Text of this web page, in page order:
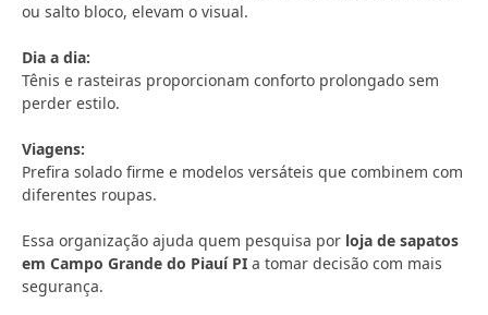
ou salto bloco, elevam o visual.
Dia a dia:
Tênis e rasteiras proporcionam conforto prolongado sem
perder estilo.
Viagens:
Prefira solado firme e modelos versáteis que combinem com
diferentes roupas.
Essa organização ajuda quem pesquisa por loja de sapatos
em Campo Grande do Piauí PI a tomar decisão com mais
segurança.